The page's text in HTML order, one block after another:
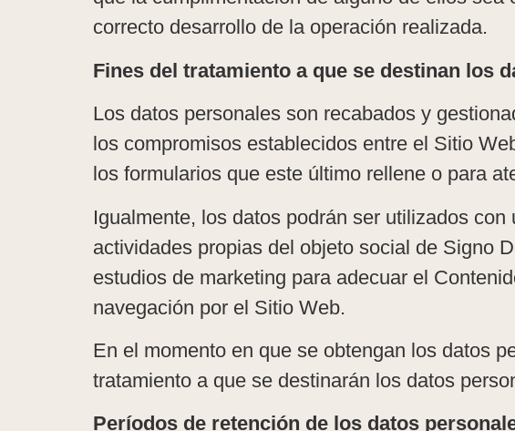
correcto desarrollo de la operación realizada.
Fines del tratamiento a que se destinan los
Los datos personales son recabados y
los compromisos establecidos entre el Sitio
los formularios que este último rellene o para
Igualmente, los datos podrán ser utilizados
actividades propias del objeto social de Signo
estudios de marketing para adecuar el
navegación por el Sitio Web.
En el momento en que se obtengan los datos
tratamiento a que se destinarán los datos
Períodos de retención de los datos